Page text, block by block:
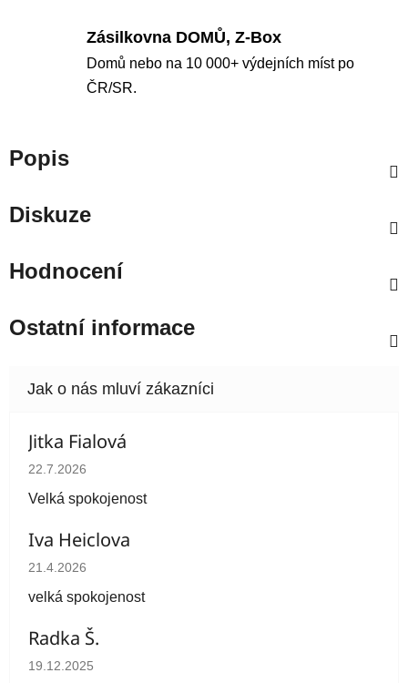
Zásilkovna DOMŮ, Z-Box
Domů nebo na 10 000+ výdejních míst po
ČR/SR.
Popis
Diskuze
Hodnocení
Ostatní informace
Jitka Fialová
Hodnocení obchodu je 5 z 5 hvězdiček.
22.7.2026
Velká spokojenost
Iva Heiclova
Hodnocení obchodu je 5 z 5 hvězdiček.
21.4.2026
velká spokojenost
Radka Š.
Hodnocení obchodu je 5 z 5 hvězdiček.
19.12.2025